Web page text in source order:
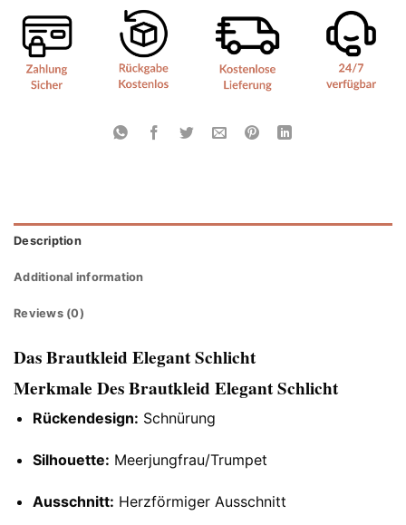
Description
Additional information
Reviews (0)
Das Brautkleid Elegant Schlicht
Merkmale Des Brautkleid Elegant Schlicht
Rückendesign: Schnürung
Silhouette: Meerjungfrau/Trumpet
Ausschnitt: Herzförmiger Ausschnitt